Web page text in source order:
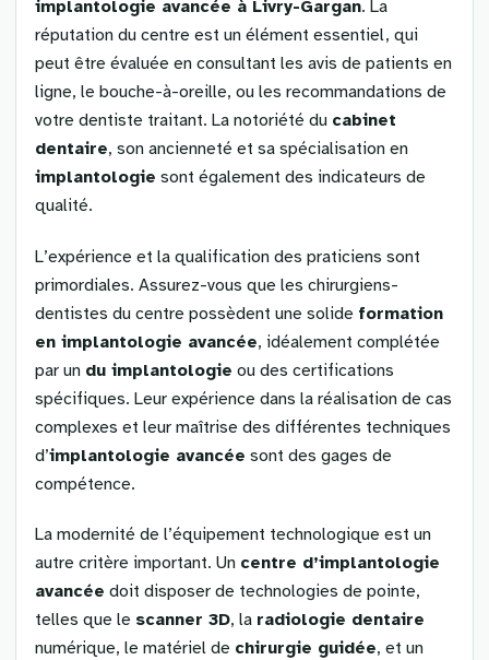
implantologie avancée à Livry-Gargan. La
réputation du centre est un élément essentiel, qui
peut être évaluée en consultant les avis de patients en
ligne, le bouche-à-oreille, ou les recommandations de
votre dentiste traitant. La notoriété du cabinet
dentaire, son ancienneté et sa spécialisation en
implantologie sont également des indicateurs de
qualité.
L’expérience et la qualification des praticiens sont
primordiales. Assurez-vous que les chirurgiens-
dentistes du centre possèdent une solide formation
en implantologie avancée, idéalement complétée
par un du implantologie ou des certifications
spécifiques. Leur expérience dans la réalisation de cas
complexes et leur maîtrise des différentes techniques
d’implantologie avancée sont des gages de
compétence.
La modernité de l’équipement technologique est un
autre critère important. Un centre d’implantologie
avancée doit disposer de technologies de pointe,
telles que le scanner 3D, la radiologie dentaire
numérique, le matériel de chirurgie guidée, et un